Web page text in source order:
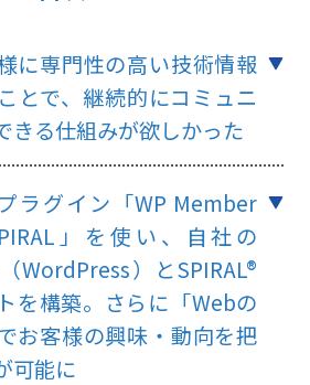
に専門性の高い技術情報
とで、継続的にコミュニ
きる仕組みが欲しかった
ラグイン「WP Member
」を使い、自社の
（WordPress）とSPIRAL®
を構築。さらに「Webの
お客様の興味・動向を把
可能に